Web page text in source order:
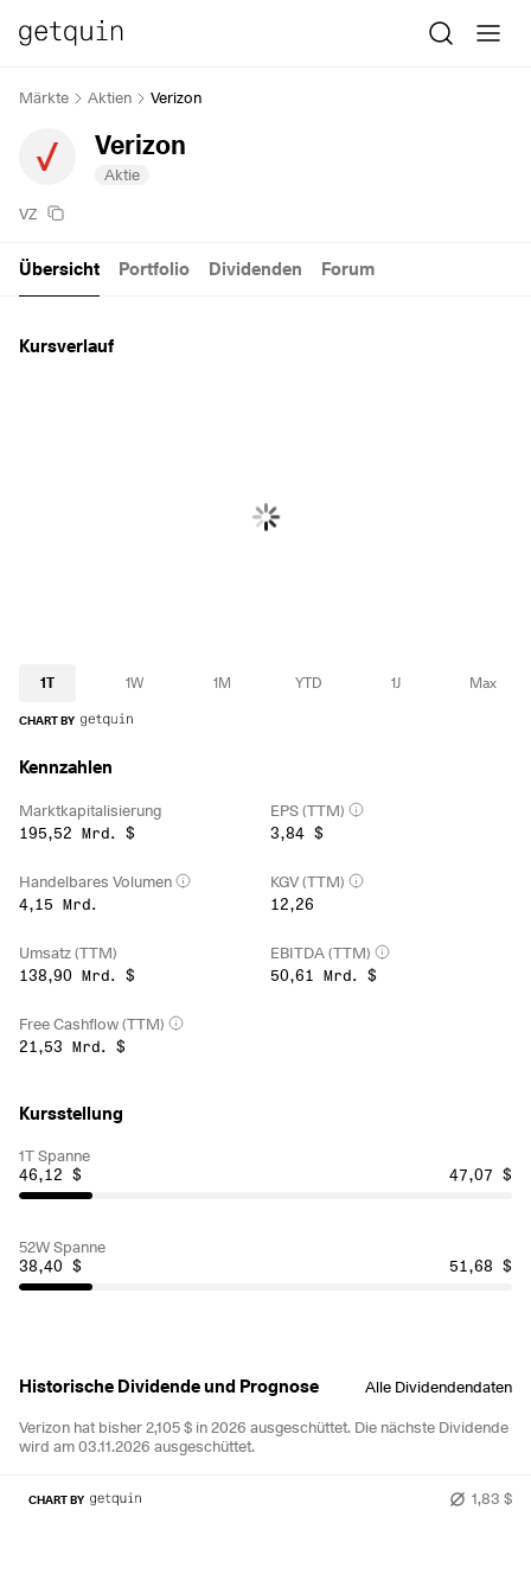
Märkte Aktien Verizon
Verizon
Aktie
VZ
Übersicht Portfolio Dividenden Forum
Kursverlauf
1T 1W 1M YTD 1J Max
CHART BY
Historische Dividende und Prognose Alle Dividendendaten
Verizon hat bisher 2,105 $ in 2026 ausgeschüttet. Die nächste Dividende
wird am 03.11.2026 ausgeschüttet.
1,83 $
CHART BY
Kennzahlen
Marktkapitalisierung
195,52 Mrd. $
EPS (TTM)
3,84 $
Handelbares Volumen
4,15 Mrd.
KGV (TTM)
12,26
Umsatz (TTM)
138,90 Mrd. $
EBITDA (TTM)
50,61 Mrd. $
Free Cashflow (TTM)
21,53 Mrd. $
Kursstellung
1T Spanne
46,12 $
47,07 $
52W Spanne
38,40 $
51,68 $